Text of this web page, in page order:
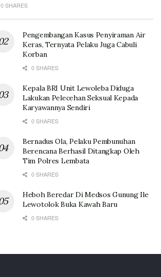
0 SHARES
Pengembangan Kasus Penyiraman Air
Keras, Ternyata Pelaku Juga Cabuli
Korban
0 SHARES
Kepala BRI Unit Lewoleba Diduga
Lakukan Pelecehan Seksual Kepada
Karyawannya Sendiri
0 SHARES
Bernadus Ola, Pelaku Pembunuhan
Berencana Berhasil Ditangkap Oleh
Tim Polres Lembata
0 SHARES
Heboh Beredar Di Medsos Gunung Ile
Lewotolok Buka Kawah Baru
0 SHARES